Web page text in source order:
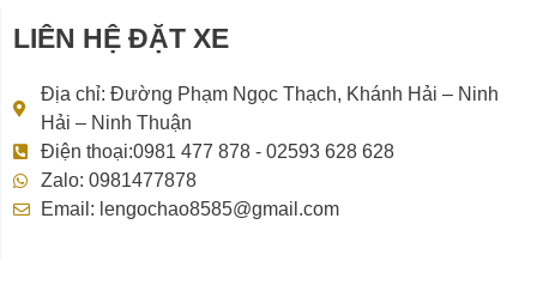
LIÊN HỆ ĐẶT XE
Địa chỉ: Đường Phạm Ngọc Thạch, Khánh Hải – Ninh
Hải – Ninh Thuận
Điện thoại:0981 477 878 - 02593 628 628
Zalo: 0981477878
Email: lengochao8585@gmail.com